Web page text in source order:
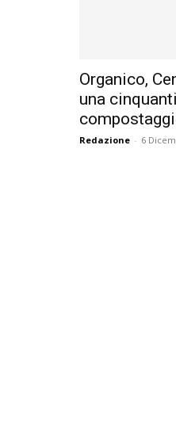
Organico,
una
Redazione - 6